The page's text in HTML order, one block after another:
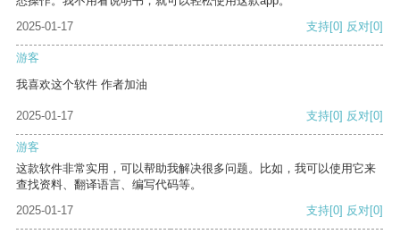
2025-01-17
支持[0] 反对[0]
游客
我喜欢这个软件 作者加油
2025-01-17 支持[0] 反对[0]
游客
这款软件非常实用，可以帮助我解决很多问题。比如，我可以使用它来
查找资料、翻译语言、编写代码等。
2025-01-17
支持[0] 反对[0]